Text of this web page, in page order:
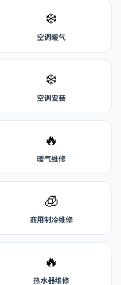
❄️
空调暖气
❄️
空调安装
🔥
暖气维修
🧊
商用制冷维修
🔥
热水器维修